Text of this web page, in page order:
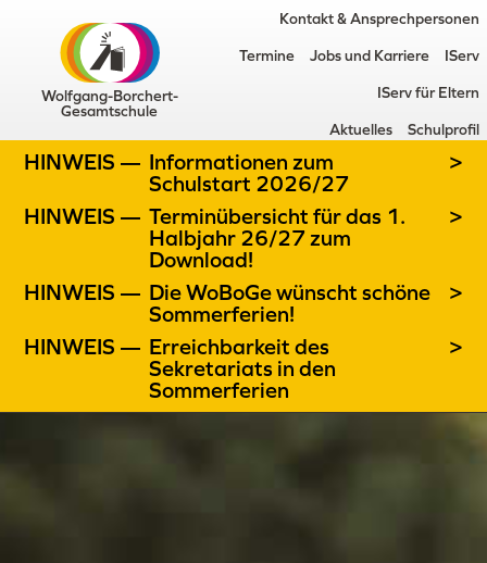
Wolfgang-Borchert-
Gesamtschule
Kontakt & Ansprechpersonen
Termine Jobs und Karriere IServ
IServ für Eltern
Aktuelles Schulprofil
HINWEIS — Informationen zum
Schulstart 2026/27
>
HINWEIS — Terminübersicht für das 1.
Halbjahr 26/27 zum
Download!
>
HINWEIS — Die WoBoGe wünscht schöne
Sommerferien!
>
HINWEIS — Erreichbarkeit des
Sekretariats in den
Sommerferien
>